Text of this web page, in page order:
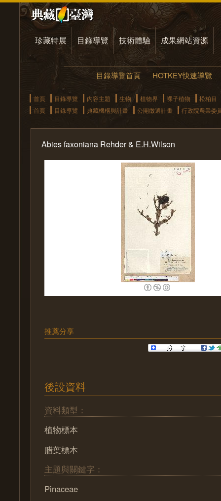
珍藏特展 目錄導覽 技術體驗 成果網站資源
目錄導覽首頁 HOTKEY快速導覽
首頁 目錄導覽 內容主題 生物 植物界 裸子植物
松柏目
首頁
目錄導覽 典藏機構與計畫 公開徵選計畫 行政院農業委
Abies faxoniana Rehder & E.H.Wilson
推薦分享
後設資料
資料類型：
植物標本
腊葉標本
主題與關鍵字：
Pinaceae